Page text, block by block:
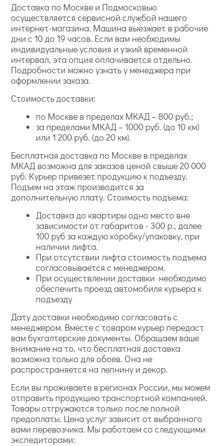
экологичность и безопасность для здоровья, так как
хорошо пропускают воздух;
гипоаллергенность;
эластичность и прочность, позволяющие скрыть
неровность стен;
удобство в поклейке;
возможность перекрашивания.
Доставка по Москве и Подмосковью
осуществляется сервисной службой нашего
интернет-магазина. Машина выезжает в рабочие
дни с 10 до 19 часов. Если вам необходимы
индивидуальные условия и узкий временной
интервал, эта опция оплачивается отдельно.
Подробности можно узнать у менеджера при
оформлении заказа.
Стоимость доставки:
по Москве в пределах МКАД – 800 руб.;
за пределами МКАД – 1000 руб. (до 10 км)
или 1 200 руб. (до 20 км).
Бесплатная доставка по Москве в пределах
МКАД возможна для заказов ценой свыше 20 000
руб. Курьер привезет продукцию к подъезду.
Подъем на этаж производится за
дополнительную плату. Стоимость подъема:
Доставка до квартиры одно место вне
зависимости от габаритов - 300 р., далее
100 руб за каждую коробку/упаковку, при
наличии лифта.
При отсутствии лифта стоимость подъема
согласовывается с менеджером.
При осуществлении доставки необходимо
обеспечить проезд автомобиля курьера к
подъезду
Дату доставки необходимо согласовать с
менеджером. Вместе с товаром курьер передаст
вам бухгалтерские документы. Обращаем ваше
внимание на то, что бесплатная доставка
возможна только для обоев. Она не
распространяется на лепнину и декор.
Если вы проживаете в регионах России, мы можем
отправить продукцию транспортной компанией.
Товары отгружаются только после полной
предоплаты. Цена услуг зависит от выбранного
вами перевозчика. Мы работаем со следующими
экспедиторами: